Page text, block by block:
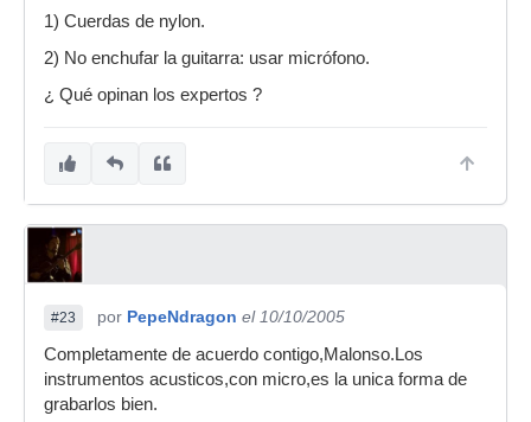
1) Cuerdas de nylon.
2) No enchufar la guitarra: usar micrófono.
¿ Qué opinan los expertos ?
#23 por PepeNdragon el 10/10/2005
Completamente de acuerdo contigo,Malonso.Los
instrumentos acusticos,con micro,es la unica forma de
grabarlos bien.